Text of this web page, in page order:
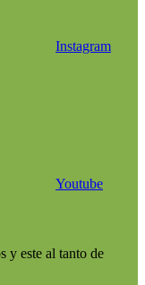
Instagram
Youtube
y este al tanto de